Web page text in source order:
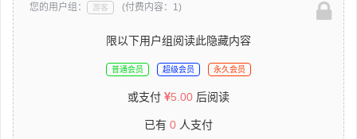
您的用户组： 游客 (付费内容：1)
限以下用户组阅读此隐藏内容
普通会员 超级会员 永久会员
或支付 5.00 后阅读
已有 0 人支付